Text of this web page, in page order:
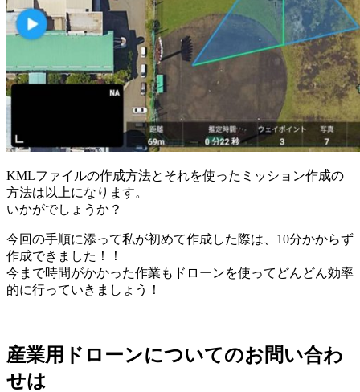
KMLファイルの作成方法とそれを使ったミッション作成の
方法は以上になります。
いかがでしょうか？
今回の手順に添って私が初めて作成した際は、10分かからず
作成できました！！
今まで時間がかかった作業もドローンを使ってどんどん効率
的に行っていきましょう！
産業用ドローンについてのお問い合わ
せは